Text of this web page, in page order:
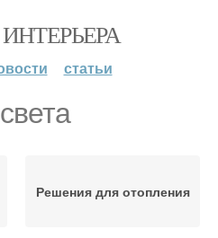
статьи
Решения для отопления